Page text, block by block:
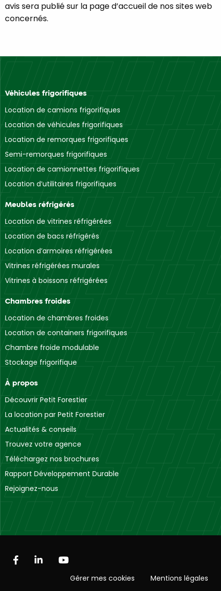
avis sera publié sur la page d’accueil de nos sites web
concernés.
Véhicules frigorifiques
Location de camions frigorifiques
Location de véhicules frigorifiques
Location de remorques frigorifiques
Semi-remorques frigorifiques
Location de camionnettes frigorifiques
Location d’utilitaires frigorifiques
Meubles réfrigérés
Location de vitrines réfrigérées
Location de bacs réfrigérés
Location d’armoires réfrigérées
Vitrines réfrigérées murales
Vitrines à boissons réfrigérées
Chambres froides
Location de chambres froides
Location de containers frigorifiques
Chambre froide modulable
Stockage frigorifique
À propos
Découvrir Petit Forestier
La location par Petit Forestier
Actualités & conseils
Trouvez votre agence
Téléchargez nos brochures
Rapport Développement Durable
Rejoignez-nous
Gérer mes cookies Mentions légales